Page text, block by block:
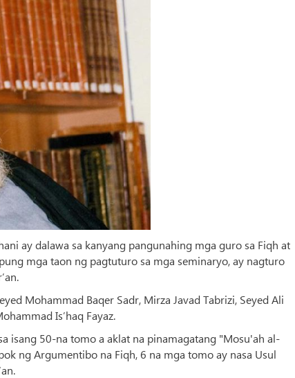
ay dalawa sa kanyang pangunahing mga guro sa Fiqh at
mga taon ng pagtuturo sa mga seminaryo, ay nagturo
Mohammad Baqer Sadr, Mirza Javad Tabrizi, Seyed Ali
Is’haq Fayaz.
isang 50-na tomo a aklat na pinamagatang "Mosu'ah al-
ng Argumentibo na Fiqh, 6 na mga tomo ay nasa Usul